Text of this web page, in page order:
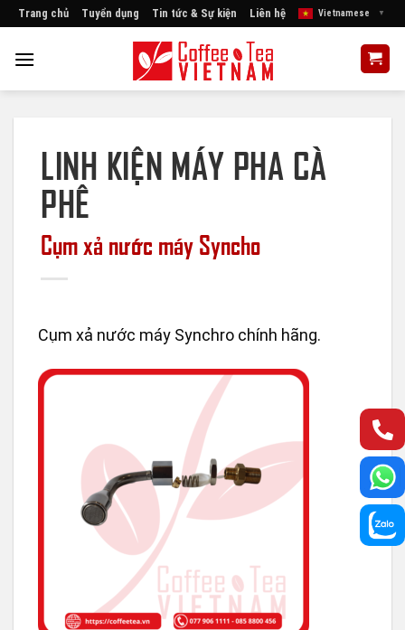
Skip
content
Trang chủ Tuyển dụng Tin tức & Sự kiện Liên hệ Vietnamese ▼
LINH KIỆN MÁY PHA CÀ
PHÊ
Cụm xả nước máy Syncho
Cụm xả nước máy Synchro chính hãng.